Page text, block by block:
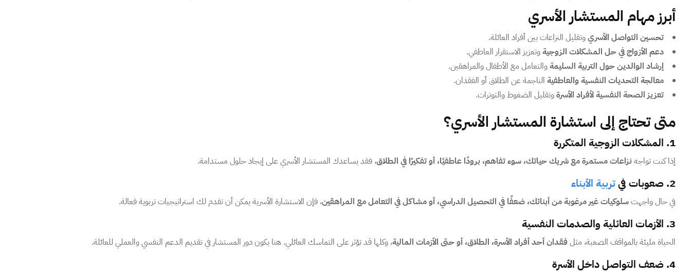
أبرز مهام المستشار الأسري
تحسين التواصل الأسريوتقليل النزاعات بين أفراد العائلة.
دعم الأزواج في حل المشكلات الزوجيةوتعزيز الاستقرار العاطفي.
إرشاد الوالدين حول التربية السليمةوالتعامل مع الأطفال والمراهقين.
معالجة التحديات النفسية والعاطفية الناجمة عن الطلاق أو الفقدان.
تعزيز الصحة النفسية لأفراد الأسرةوتقليل الضغوط والتوترات.
متى تحتاج إلى استشارة المستشار الأسري؟
1. المشكلات الزوجية المتكررة
إذا كنت تواجه نزاعات مستمرة مع شريك حياتك، سوء تفاهم، برودًا عاطفيًا، أو تفكيرًا في الطلاق، فقد يساعدك المستشار الأسري على إيجاد حلول مستدامة.
2. صعوبات في تربية الأبناء
في حال واجهتسلوكيات غير مرغوبة من أبنائك، ضعفًا في التحصيل الدراسي، أو مشاكل في التعامل مع المراهقين، فإن الاستشارة الأسرية يمكن أن تقدم لك استراتيجيات تربوية فعالة.
3. الأزمات العائلية والصدمات النفسية
الحياة مليئة بالمواقف الصعبة، مثل فقدان أحد أفراد الأسرة، الطلاق، أو حتى الأزمات المالية، وكلها قد تؤثر على التماسك العائلي. هنا يكون دور المستشار في تقديم الدعم النفسي والعملي للعائلة.
4. ضعف التواصل داخل الأسرة